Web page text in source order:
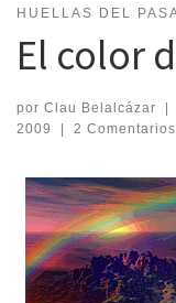
HUELLAS DEL
El color
por Clau Belalcázar |
2009
| 2 Comentarios